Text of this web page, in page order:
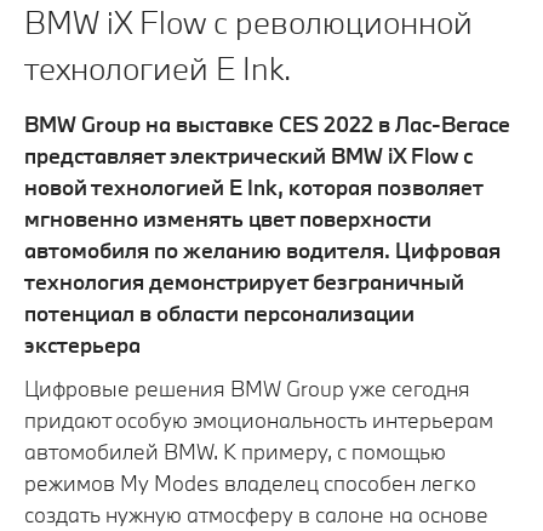
BMW iX Flow с революционной
технологией E Ink.
BMW Group на выставке CES 2022 в Лас-Вегасе
представляет электрический BMW iX Flow с
новой технологией E Ink, которая позволяет
мгновенно изменять цвет поверхности
автомобиля по желанию водителя. Цифровая
технология демонстрирует безграничный
потенциал в области персонализации
экстерьера
Цифровые решения BMW Group уже сегодня
придают особую эмоциональность интерьерам
автомобилей BMW. К примеру, с помощью
режимов My Modes владелец способен легко
создать нужную атмосферу в салоне на основе